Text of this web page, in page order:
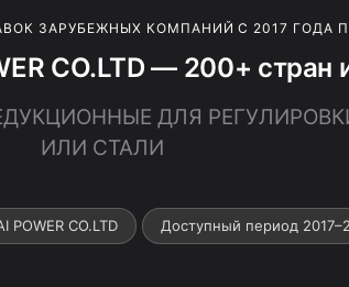
ЗАРУБЕЖНЫХ КОМПАНИЙ С 2017 ГОДА
CO.LTD — 200+ стран
ДЛЯ
ИЛИ СТАЛИ
POWER CO.LTD Доступный период